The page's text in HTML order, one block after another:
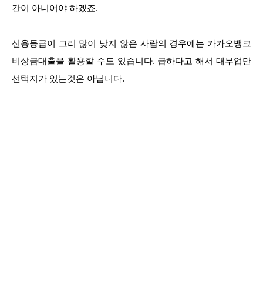
간이 아니어야 하겠죠.
신용등급이 그리 많이 낮지 않은 사람의 경우에는 카카오뱅크
비상금대출을 활용할 수도 있습니다. 급하다고 해서 대부업만
선택지가 있는것은 아닙니다.